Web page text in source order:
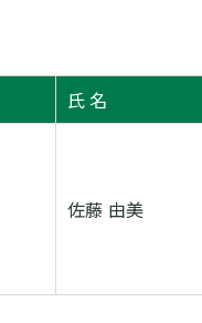
氏 名
佐藤 由美